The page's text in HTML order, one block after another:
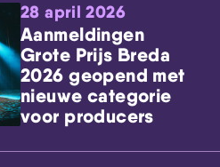
28 april 2026
Aanmeldingen
Grote Prijs Breda
2026 geopend met
nieuwe categorie
voor producers